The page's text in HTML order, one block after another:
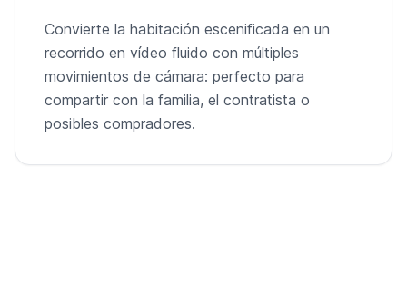
Convierte la habitación escenificada en un
recorrido en vídeo fluido con múltiples
movimientos de cámara: perfecto para
compartir con la familia, el contratista o
posibles compradores.